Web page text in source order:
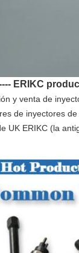
ERIKC
y venta de
de inyectores
UK ERIKC (la